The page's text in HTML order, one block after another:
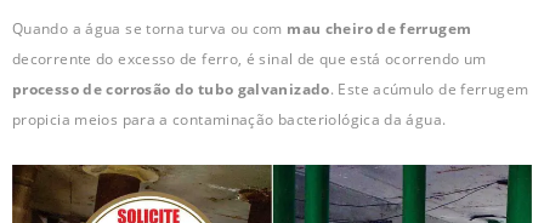
Quando a água se torna turva ou com mau cheiro de ferrugem
decorrente do excesso de ferro, é sinal de que está ocorrendo um
processo de corrosão do tubo galvanizado. Este acúmulo de ferrugem
propicia meios para a contaminação bacteriológica da água.